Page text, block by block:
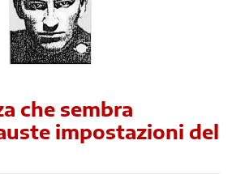
che sembra
impostazioni del